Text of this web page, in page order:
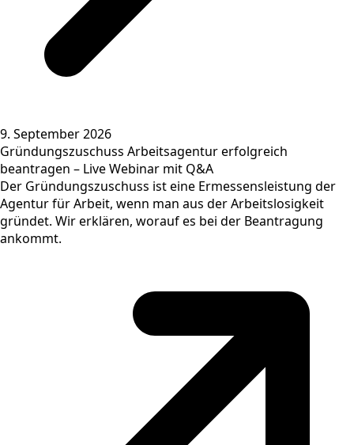
9. September 2026
Gründungszuschuss Arbeitsagentur erfolgreich
beantragen – Live Webinar mit Q&A
Der Gründungszuschuss ist eine Ermessensleistung der
Agentur für Arbeit, wenn man aus der Arbeitslosigkeit
gründet. Wir erklären, worauf es bei der Beantragung
ankommt.